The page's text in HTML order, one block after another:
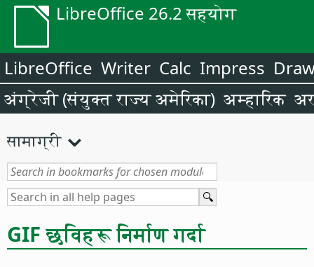
LibreOffice 26.2 सहयोग
LibreOffice Writer Calc Impress
अंग्रेजी (संयुक्त राज्य अमेरिका) अम्हारिक
सामाग्री
GIF छविहरू निर्माण गर्दा